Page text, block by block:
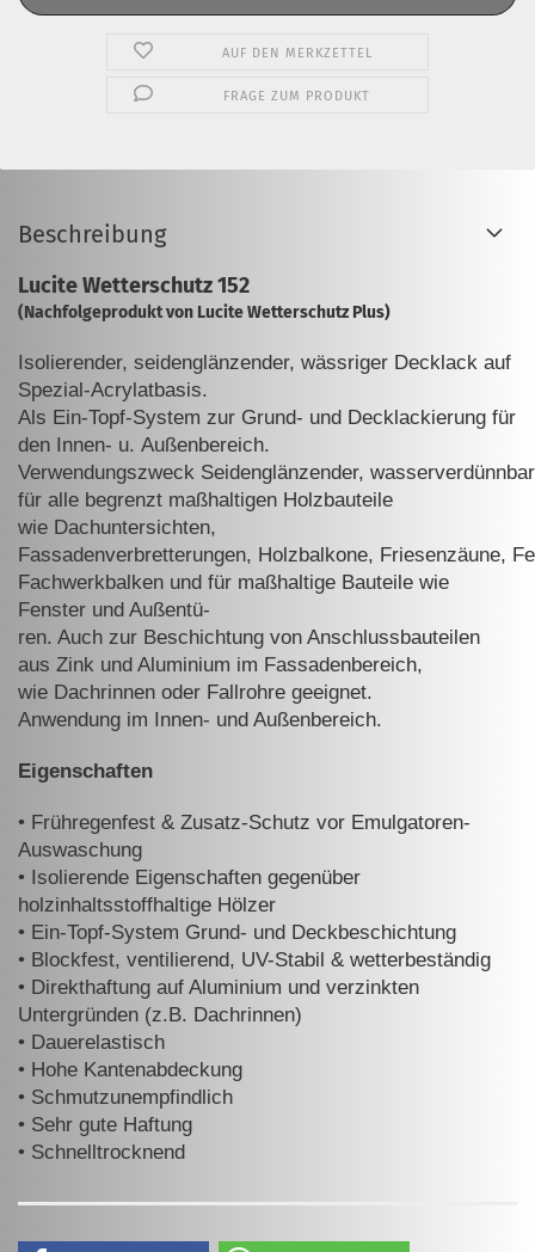
AUF DEN MERKZETTEL
FRAGE ZUM PRODUKT
Beschreibung
Lucite Wetterschutz 152
(Nachfolgeprodukt von Lucite Wetterschutz Plus)
Isolierender, seidenglänzender, wässriger Decklack auf
Spezial-Acrylatbasis.
Als Ein-Topf-System zur Grund- und Decklackierung für
den Innen- u. Außenbereich.
Verwendungszweck Seidenglänzender,
für alle begrenzt maßhaltigen Holzbauteile
wie Dachuntersichten,
Fassadenverbretterungen, Holzbalkone, Friesenzäune,
Fachwerkbalken und für maßhaltige Bauteile wie
Fenster und Außentü-
ren. Auch zur Beschichtung von Anschlussbauteilen
aus Zink und Aluminium im Fassadenbereich,
wie Dachrinnen oder Fallrohre geeignet.
Anwendung im Innen- und Außenbereich.
Eigenschaften
• Frühregenfest & Zusatz-Schutz vor Emulgatoren-
Auswaschung
• Isolierende Eigenschaften gegenüber
holzinhaltsstoffhaltige Hölzer
• Ein-Topf-System Grund- und Deckbeschichtung
• Blockfest, ventilierend, UV-Stabil & wetterbeständig
• Direkthaftung auf Aluminium und verzinkten
Untergründen (z.B. Dachrinnen)
• Dauerelastisch
• Hohe Kantenabdeckung
• Schmutzunempfindlich
• Sehr gute Haftung
• Schnelltrocknend